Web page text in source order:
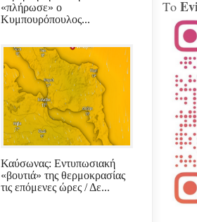
«πλήρωσε» ο
Κυμπουρόπουλος...
Καύσωνας: Εντυπωσιακή
«βουτιά» της θερμοκρασίας
τις επόμενες ώρες / Δε...
240
Τα
το
Το